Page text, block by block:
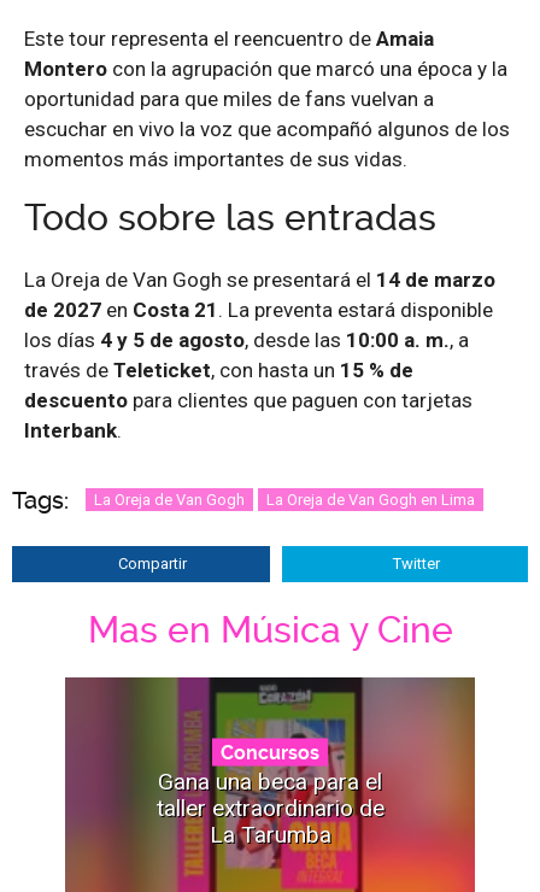
Este tour representa el reencuentro de Amaia
Montero con la agrupación que marcó una época y la
oportunidad para que miles de fans vuelvan a
escuchar en vivo la voz que acompañó algunos de los
momentos más importantes de sus vidas.
Todo sobre las entradas
La Oreja de Van Gogh se presentará el 14 de marzo
de 2027 en Costa 21 . La preventa estará disponible
los días 4 y 5 de agosto, desde las 10:00 a. m., a
través de Teleticket, con hasta un 15 % de
descuento para clientes que paguen con tarjetas
Interbank.
Tags: La Oreja de Van Gogh La Oreja de Van Gogh en Lima
Compartir Twitter
Mas en Música y Cine
Concursos
Gana una beca para el
taller extraordinario de
La Tarumba